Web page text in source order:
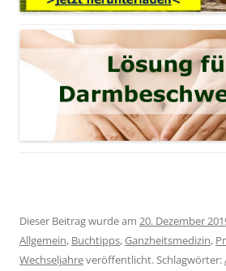
Dieser Beitrag wurde am 20. Dezember
Allgemein, Buchtipps,Ganzheitsmedizin,
Wechseljahreveröffentlicht. Schlagwörter: